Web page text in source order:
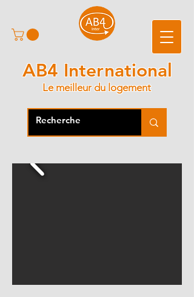
AB4 International
Le meilleur du logement